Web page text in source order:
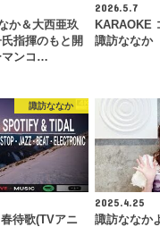
か＆大西亜玖
指揮のもと開
マンコ…
2026.5.7
KARAOKE
諏訪ななか
諏訪ななか
待歌(TVアニ
2025.4.25
諏訪ななか